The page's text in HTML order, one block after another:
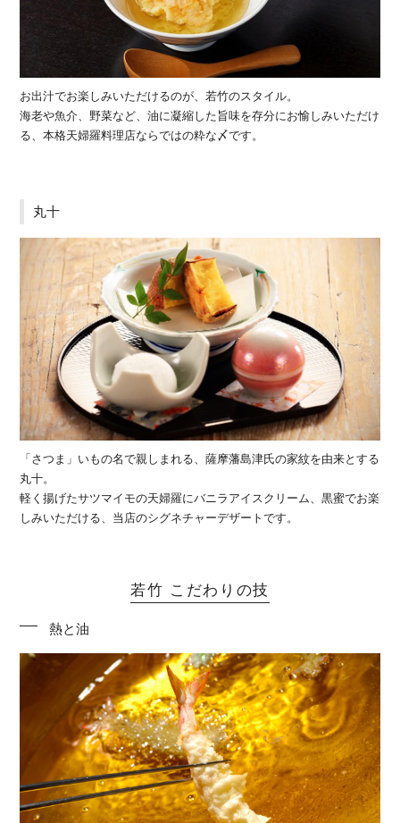
お出汁でお楽しみいただけるのが、若竹のスタイル。
海老や魚介、野菜など、油に凝縮した旨味を存分にお愉しみいただけ
る、本格天婦羅料理店ならではの粋な〆です。
丸十
「さつま」いもの名で親しまれる、薩摩藩島津氏の家紋を由来とする
丸十。
軽く揚げたサツマイモの天婦羅にバニラアイスクリーム、黒蜜でお楽
しみいただける、当店のシグネチャーデザートです。
若竹 こだわりの技
熱と油